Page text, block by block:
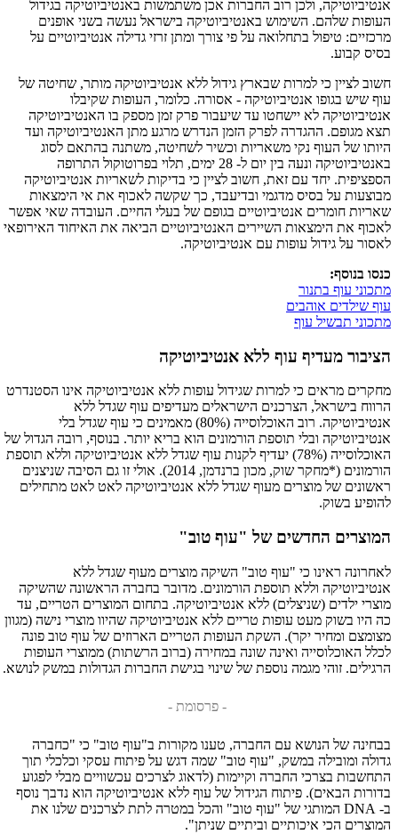
אנטיביוטיקה, ולכן רוב החברות אכן משתמשות באנטיביוטיקה בגידול
העופות שלהם. השימוש באנטיביוטיקה בישראל נעשה בשני אופנים
מרכזיים: טיפול בתחלואה על פי צורך ומתן זרזי גדילה אנטיביוטיים על
בסיס קבוע.
חשוב לציין כי למרות שבארץ גידול ללא אנטיביוטיקה מותר, שחיטה של
עוף שיש בגופו אנטיביוטיקה - אסורה. כלומר, העופות שקיבלו
אנטיביוטיקה לא יישחטו עד שיעבור פרק זמן מספק בו האנטיביוטיקה
תצא מגופם. ההגדרה לפרק הזמן הנדרש מרגע מתן האנטיביוטיקה ועד
היותו של העוף נקי משאריות וכשיר לשחיטה, משתנה בהתאם לסוג
באנטיביוטיקה ונעה בין יום ל- 28 ימים, תלוי בפרוטוקול התרופה
הספציפית. יחד עם זאת, חשוב לציין כי בדיקות לשאריות אנטיביוטיקה
מבוצעות על בסיס מדגמי ובדיעבד, כך שקשה לאכוף את אי הימצאות
שאריות חומרים אנטיביוטיים בגופם של בעלי החיים. העובדה שאי אפשר
לאכוף את הימצאות השיירים האנטיביוטיים הביאה את האיחוד האירופאי
לאסור על גידול עופות עם אנטיביוטיקה.
כנסו בנוסף:
מתכוני עוף בתנור
עוף שילדים אוהבים
מתכוני תבשיל עוף
הציבור מעדיף עוף ללא אנטיביוטיקה
מחקרים מראים כי למרות שגידול עופות ללא אנטיביוטיקה אינו הסטנדרט
הרווח בישראל, הצרכנים הישראלים מעדיפים עוף שגדל ללא
אנטיביוטיקה. רוב האוכלוסייה (80%) מאמינים כי עוף שגדל בלי
אנטיביוטיקה ובלי תוספת הורמונים הוא בריא יותר. בנוסף, רובה הגדול של
האוכלוסייה (78%) יעדיף לקנות עוף שגדל ללא אנטיביוטיקה וללא תוספת
הורמונים (*מחקר שוק, מכון ברנדמן, 2014). אולי זו גם הסיבה שניצנים
ראשונים של מוצרים מעוף שגדל ללא אנטיביוטיקה לאט לאט מתחילים
להופיע בשוק.
המוצרים החדשים של "עוף טוב"
לאחרונה ראינו כי "עוף טוב" השיקה מוצרים מעוף שגדל ללא
אנטיביוטיקה וללא תוספת הורמונים. מדובר בחברה הראשונה שהשיקה
מוצרי ילדים (שניצלים) ללא אנטיביוטיקה. בתחום המוצרים הטריים, עד
כה היו בשוק מעט עופות טריים ללא אנטיביוטיקה שהיוו מוצרי נישה (מגוון
מצומצם ומחיר יקר). השקת העופות הטריים הארוזים של עוף טוב פונה
לכלל האוכלוסייה ואינה שונה במחירה (ברוב הרשתות) ממוצרי העופות
הרגילים. זוהי מגמה נוספת של שינוי בגישת החברות הגדולות במשק לנושא.
- פרסומת -
בבחינה של הנושא עם החברה, טענו מקורות ב"עוף טוב" כי "כחברה
גדולה ומובילה במשק, "עוף טוב" שמה דגש על פיתוח עסקי וכלכלי תוך
התחשבות בצרכי החברה וקיימות (לדאוג לצרכים עכשוויים מבלי לפגוע
בדורות הבאים). פיתוח הגידול של עוף ללא אנטיביוטיקה הוא נדבך נוסף
ב- DNA המותגי של "עוף טוב" והכל במטרה לתת לצרכנים שלנו את
המוצרים הכי איכותיים וביתיים שניתן".